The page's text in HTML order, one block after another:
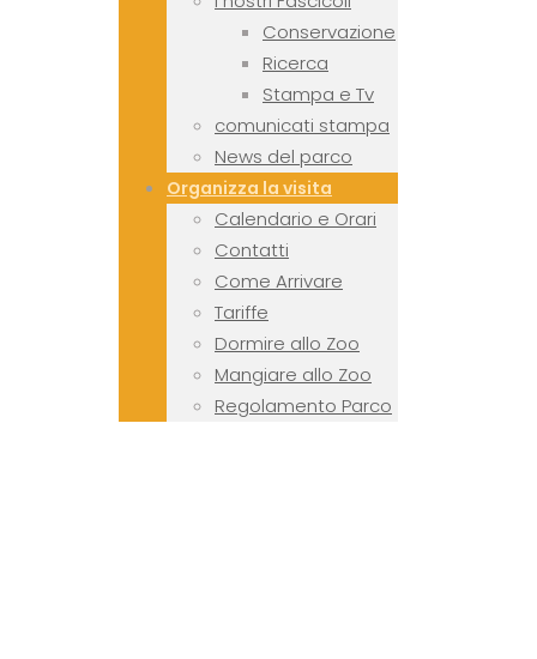
Conservazione
Ricerca
Stampa e Tv
comunicati stampa
News del parco
Organizza la visita
Calendario e Orari
Contatti
Come Arrivare
Tariffe
Dormire allo Zoo
Mangiare allo Zoo
Regolamento Parco